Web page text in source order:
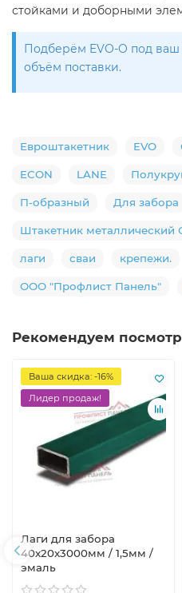
стойками и доборными
Подберём EVO-O под ваш
объём поставки.
Евроштакетник EVO
ECON LANE
П-образный Для забора
Штакетник металлический
лаги сваи крепежи.
ООО "Профлист Панель"
Рекомендуем
Ваша скидка: -16%
Лидер продаж!
Лаги для забора
40х20x3000мм / 1,5мм /
эмаль